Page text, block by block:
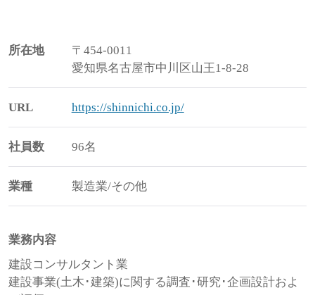
所在地
〒454-0011
愛知県名古屋市中川区山王1-8-28
URL https://shinnichi.co.jp/
社員数 96名
業種 製造業/その他
業務内容
建設コンサルタント業
建設事業(土木･建築)に関する調査･研究･企画設計およ